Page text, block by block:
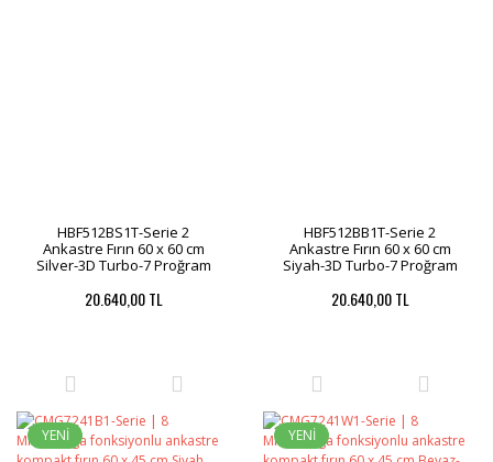
HBF512BS1T-Serie 2
Ankastre Fırın 60 x 60 cm
Silver-3D Turbo-7 Proğram
20.640,00 TL
HBF512BB1T-Serie 2
Ankastre Fırın 60 x 60 cm
Siyah-3D Turbo-7 Proğram
20.640,00 TL
YENİ YENİ